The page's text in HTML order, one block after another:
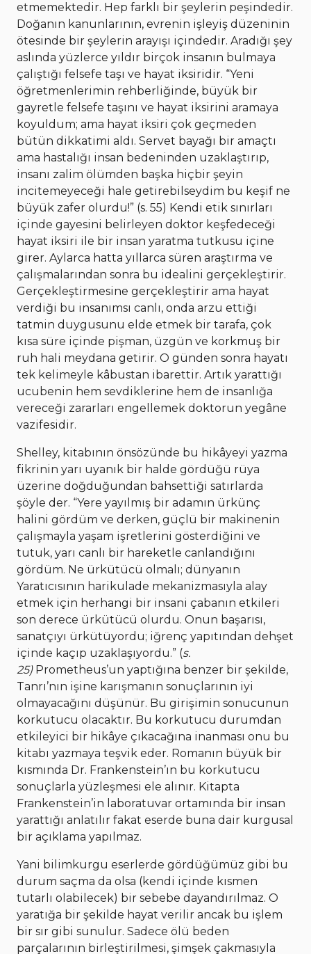
etmemektedir. Hep farklı bir şeylerin peşindedir.
Doğanın kanunlarının, evrenin işleyiş düzeninin
ötesinde bir şeylerin arayışı içindedir. Aradığı şey
aslında yüzlerce yıldır birçok insanın bulmaya
çalıştığı felsefe taşı ve hayat iksiridir. “Yeni
öğretmenlerimin rehberliğinde, büyük bir
gayretle felsefe taşını ve hayat iksirini aramaya
koyuldum; ama hayat iksiri çok geçmeden
bütün dikkatimi aldı. Servet bayağı bir amaçtı
ama hastalığı insan bedeninden uzaklaştırıp,
insanı zalim ölümden başka hiçbir şeyin
incitemeyeceği hale getirebilseydim bu keşif ne
büyük zafer olurdu!” (s. 55) Kendi etik sınırları
içinde gayesini belirleyen doktor keşfedeceği
hayat iksiri ile bir insan yaratma tutkusu içine
girer. Aylarca hatta yıllarca süren araştırma ve
çalışmalarından sonra bu idealini gerçekleştirir.
Gerçekleştirmesine gerçekleştirir ama hayat
verdiği bu insanımsı canlı, onda arzu ettiği
tatmin duygusunu elde etmek bir tarafa, çok
kısa süre içinde pişman, üzgün ve korkmuş bir
ruh hali meydana getirir. O günden sonra hayatı
tek kelimeyle kâbustan ibarettir. Artık yarattığı
ucubenin hem sevdiklerine hem de insanlığa
vereceği zararları engellemek doktorun yegâne
vazifesidir.
Shelley, kitabının önsözünde bu hikâyeyi yazma
fikrinin yarı uyanık bir halde gördüğü rüya
üzerine doğduğundan bahsettiği satırlarda
şöyle der. “Yere yayılmış bir adamın ürkünç
halini gördüm ve derken, güçlü bir makinenin
çalışmayla yaşam işretlerini gösterdiğini ve
tutuk, yarı canlı bir hareketle canlandığını
gördüm. Ne ürkütücü olmalı; dünyanın
Yaratıcısının harikulade mekanizmasıyla alay
etmek için herhangi bir insani çabanın etkileri
son derece ürkütücü olurdu. Onun başarısı,
sanatçıyı ürkütüyordu; iğrenç yapıtından dehşet
içinde kaçıp uzaklaşıyordu.” (s.
25) Prometheus’un yaptığına benzer bir şekilde,
Tanrı’nın işine karışmanın sonuçlarının iyi
olmayacağını düşünür. Bu girişimin sonucunun
korkutucu olacaktır. Bu korkutucu durumdan
etkileyici bir hikâye çıkacağına inanması onu bu
kitabı yazmaya teşvik eder. Romanın büyük bir
kısmında Dr. Frankenstein’ın bu korkutucu
sonuçlarla yüzleşmesi ele alınır. Kitapta
Frankenstein’in laboratuvar ortamında bir insan
yarattığı anlatılır fakat eserde buna dair kurgusal
bir açıklama yapılmaz.
Yani bilimkurgu eserlerde gördüğümüz gibi bu
durum saçma da olsa (kendi içinde kısmen
tutarlı olabilecek) bir sebebe dayandırılmaz. O
yaratığa bir şekilde hayat verilir ancak bu işlem
bir sır gibi sunulur. Sadece ölü beden
parçalarının birleştirilmesi, şimşek çakmasıyla